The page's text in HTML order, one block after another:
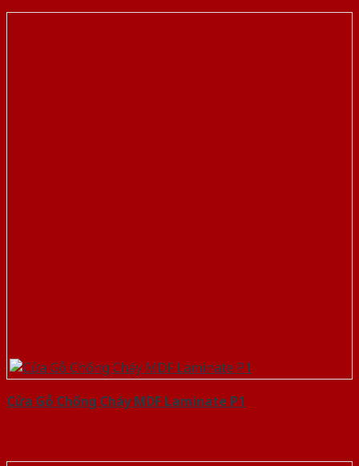
Cửa Gỗ Chống Cháy MDF Laminate P1